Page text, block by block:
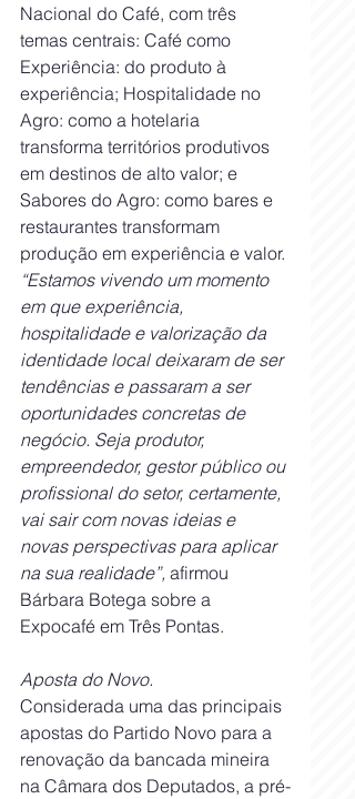
Nacional do Café, com três
temas centrais: Café como
Experiência: do produto à
experiência; Hospitalidade no
Agro: como a hotelaria
transforma territórios produtivos
em destinos de alto valor; e
Sabores do Agro: como bares e
restaurantes transformam
produção em experiência e valor.
“Estamos vivendo um momento
em que experiência,
hospitalidade e valorização da
identidade local deixaram de ser
tendências e passaram a ser
oportunidades concretas de
negócio. Seja produtor,
empreendedor, gestor público ou
profissional do setor, certamente,
vai sair com novas ideias e
novas perspectivas para aplicar
na sua realidade”, afirmou
Bárbara Botega sobre a
Expocafé em Três Pontas.
Aposta do Novo.
Considerada uma das principais
apostas do Partido Novo para a
renovação da bancada mineira
na Câmara dos Deputados, a pré-